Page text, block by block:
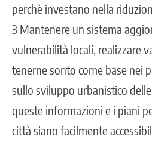
perchè investano nella
3 Mantenere un sistema
vulnerabilità locali, realizzare
tenerne sonto come base nei
sullo sviluppo urbanistico
queste informazioni e i piani
città siano facilmente